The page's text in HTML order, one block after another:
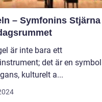
– Symfonins Stjärna
är inte bara ett
det är en symbol
kulturelt a...